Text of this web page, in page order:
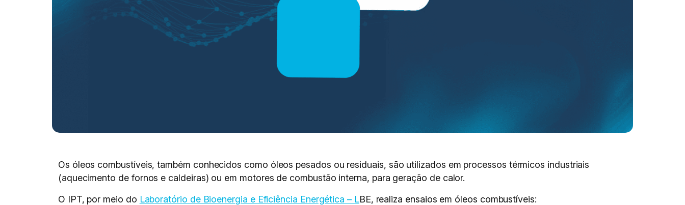
Os óleos combustíveis, também conhecidos como óleos pesados ou residuais, são utilizados em processos térmicos industriais
(aquecimento de fornos e caldeiras) ou em motores de combustão interna, para geração de calor.
O IPT, por meio do Laboratório de Bioenergia e Eficiência Energética – LBE, realiza ensaios em óleos combustíveis: